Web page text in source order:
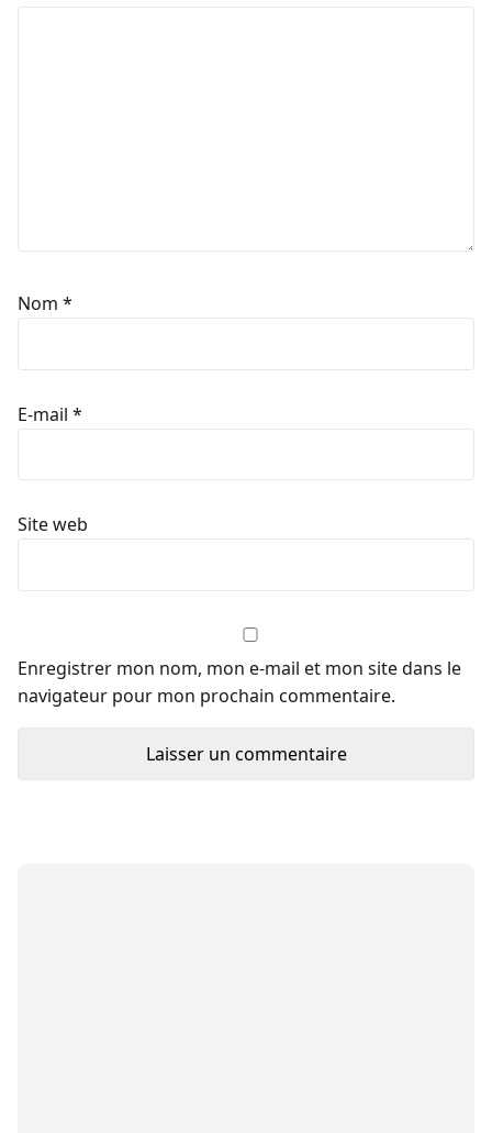
Nom *
E-mail *
Site web
Enregistrer mon nom, mon e-mail et mon site dans le
navigateur pour mon prochain commentaire.